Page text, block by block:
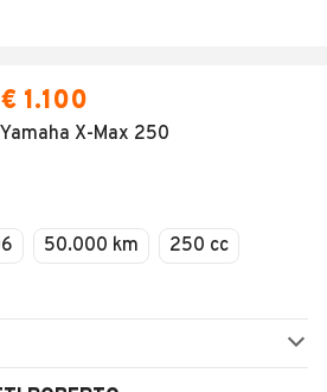
€ 1.100
Yamaha X-Max 250
50.000 km
250 cc